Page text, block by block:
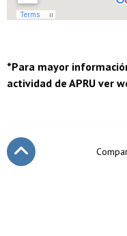
*Para mayor
actividad de APRU ver